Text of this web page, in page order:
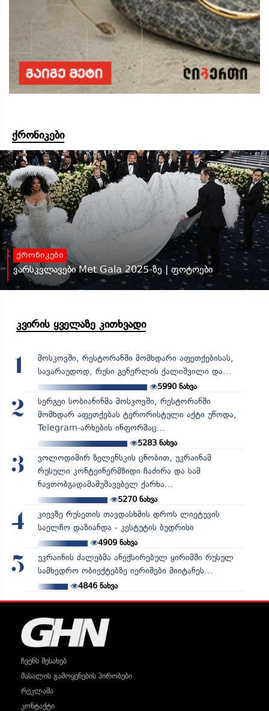
ქრონიკები
ქრონიკები
ვარსკვლავები Met Gala 2025-ზე | ფოტოები
კვირის ყველაზე კითხვადი
1
მოსკოვში, რესტორანში მომხდარი აფეთქებისას,
სავარაუდოდ, რუსი გენერლის ქალიშვილი და...
5990ნახვა
2
სერგეი სობიანინმა მოსკოვში, რესტორანში
მომხდარ აფეთქებას ტერორისტული აქტი უწოდა,
Telegram-არხების ინფორმაც...
5283ნახვა
3
ვოლოდიმირ ზელენსკის ცნობით, უკრაინამ
რუსული კონტეინერმზიდი ჩაძირა და სამ
ნავთობგადამამუშავებელ ქარხა...
5270ნახვა
4
კიევზე რუსეთის თავდასხმის დროს ლიეტუვის
საელჩო დაზიანდა - კესტუტის ბუდრისი
4909ნახვა
5
უკრაინის ძალებმა ანექსირებულ ყირიმში რუსულ
სამხედრო ობიექტებზე იერიშები მიიტანეს...
4846ნახვა
ჩვენს შესახებ
მასალის გამოყენების პირობები
რეკლამა
კონტაქტი